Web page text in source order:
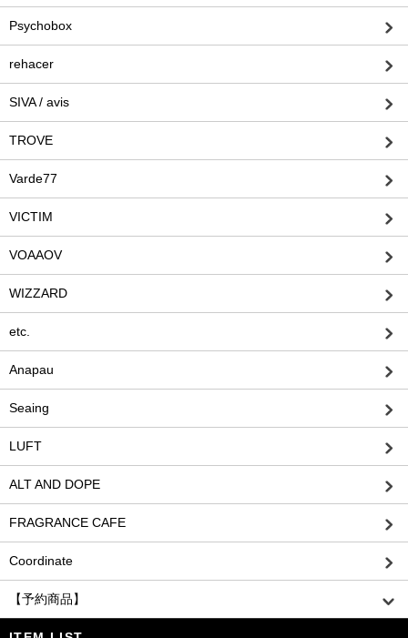
Psychobox
rehacer
SIVA / avis
TROVE
Varde77
VICTIM
VOAAOV
WIZZARD
etc.
Anapau
Seaing
LUFT
ALT AND DOPE
FRAGRANCE CAFE
Coordinate
【予約商品】